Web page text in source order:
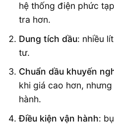
hệ thống điện phức
tra hơn.
Dung tích dầu: nhiều
tư.
Chuẩn dầu khuyến
khi giá cao hơn,
hành.
Điều kiện vận hành: